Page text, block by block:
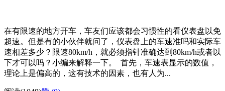
在有限速的地方开车，车友们应该都会习惯性的看仪表盘以免
超速。但是有的小伙伴就问了，仪表盘上的车速准吗和实际车
速相差多少？限速80km/h，就必须指针准确达到80km/h或者以
下才可以吗？小编来解释一下。 首先，车速表显示的数值，
理论上是偏高的，这有技术的因素，也有人为...